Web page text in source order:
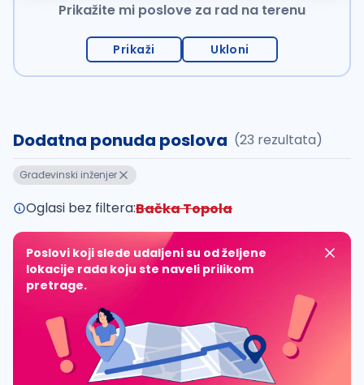
Prikažite mi poslove za rad na terenu
Prikaži Ukloni
Dodatna ponuda poslova (23 rezultata)
Građevinski inženjer
Oglasi bez filtera:Bačka Topola
Poslovi koji slede udaljeni su od željene
lokacije rada koju ste naveli prilikom
pretrage.